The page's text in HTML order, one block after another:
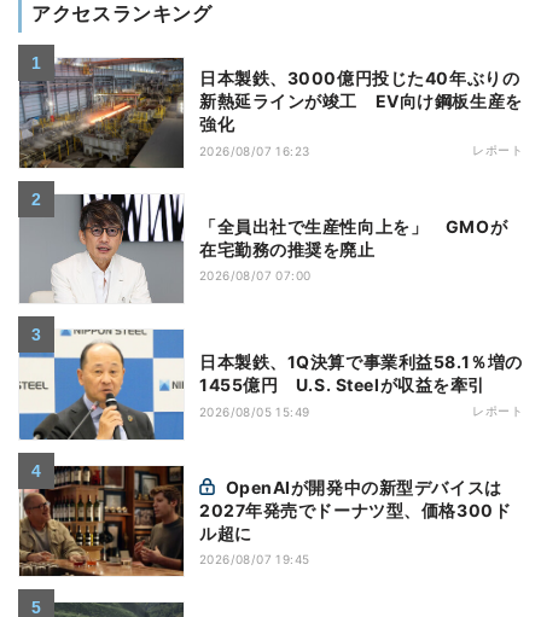
アクセスランキング
日本製鉄、3000億円投じた40年ぶりの
新熱延ラインが竣工 EV向け鋼板生産を
強化
2026/08/07 16:23 レポート
「全員出社で生産性向上を」 GMOが
在宅勤務の推奨を廃止
2026/08/07 07:00
日本製鉄、1Q決算で事業利益58.1％増の
1455億円 U.S. Steelが収益を牽引
2026/08/05 15:49 レポート
2027年発売でドーナツ型、価格300ド
ル超に
2026/08/07 19:45